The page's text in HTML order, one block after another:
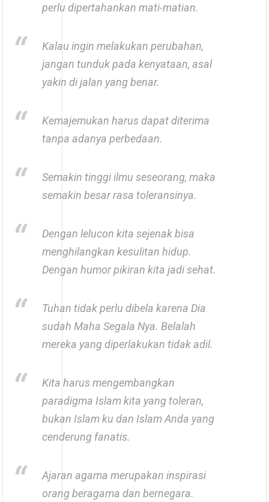
perlu dipertahankan mati-matian.
Kalau ingin melakukan perubahan,
jangan tunduk pada kenyataan, asal
yakin di jalan yang benar.
Kemajemukan harus dapat diterima
tanpa adanya perbedaan.
Semakin tinggi ilmu seseorang, maka
semakin besar rasa toleransinya.
Dengan lelucon kita sejenak bisa
menghilangkan kesulitan hidup.
Dengan humor pikiran kita jadi sehat.
Tuhan tidak perlu dibela karena Dia
sudah Maha Segala Nya. Belalah
mereka yang diperlakukan tidak adil.
Kita harus mengembangkan
paradigma Islam kita yang toleran,
bukan Islam ku dan Islam Anda yang
cenderung fanatis.
Ajaran agama merupakan inspirasi
orang beragama dan bernegara.